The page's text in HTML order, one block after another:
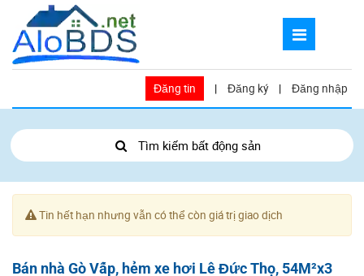
Đăng tin | Đăng ký | Đăng nhập
Tìm kiếm bất động sản
Tin hết hạn nhưng vẫn có thể còn giá trị giao dịch
Bán nhà Gò Vấp, hẻm xe hơi Lê Đức Thọ, 54M²x3